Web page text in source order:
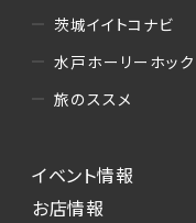
茨城イイトコナビ
水戸ホーリーホック
旅のススメ
イベント情報
お店情報